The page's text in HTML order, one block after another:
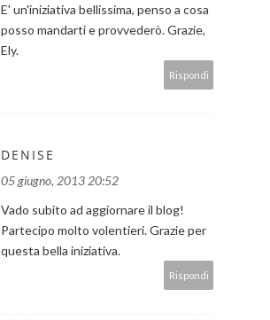
E' un'iniziativa bellissima, penso a cosa
posso mandarti e provvederò. Grazie,
Ely.
Rispondi
DENISE
05 giugno, 2013 20:52
Vado subito ad aggiornare il blog!
Partecipo molto volentieri. Grazie per
questa bella iniziativa.
Rispondi